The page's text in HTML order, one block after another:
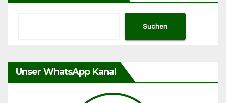
Suchen
Unser WhatsApp Kanal